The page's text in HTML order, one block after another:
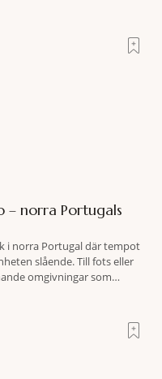
norra Portugals
i norra Portugal där tempot
slående. Till fots eller
omgivningar som